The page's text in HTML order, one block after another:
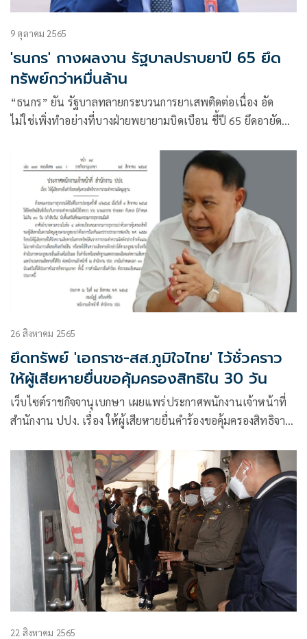
9 ตุลาคม 2565
'ธนกร' กางผลงาน รัฐบาลปราบยาปี 65 ยึด
ทรัพย์กว่าหมื่นล้าน
“ธนกร” ยัน รัฐบาลทลายกระบวนการยาเสพติดต่อเนื่อง อัด
ไม่ใช่เพิ่งทำอย่างที่บางฝ่ายพยายามบิดเบือน ชี้ปี 65 ยึดอายัด
เป็นวาระสำคัญเร่งด่วน
26 สิงหาคม 2565
ยึดทรัพย์ 'เอกราช-สส.ภูมิใจไทย' ไว้ชั่วคราว
ให้ผู้เสียหายยื่นขอคุ้มครองสิทธิใน 30 วัน
เว็บไซต์ราชกิจจานุเบกษา เผยแพร่ประกาศพนักงานเจ้าหน้าที่
สำนักงาน ปปง. เรื่อง ให้ผู้เสียหายยื่นคำร้องขอคุ้มครองสิทธิจาก
22 สิงหาคม 2565